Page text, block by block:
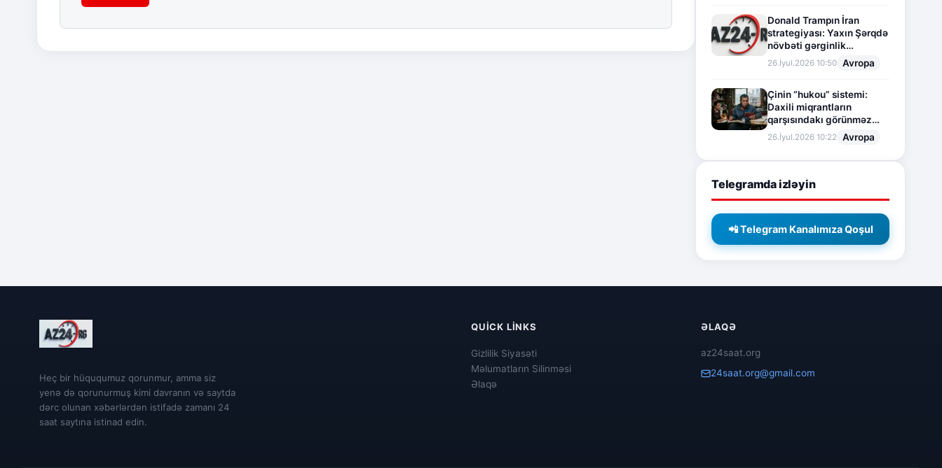
Donald Trampın İran
strategiyası: Yaxın Şərqdə
növbəti gərginlik
mərhələsi
26.İyul.2026 10:50 Avropa
Çinin “hukou” sistemi:
Daxili miqrantların
qarşısındakı görünməz
sədd
26.İyul.2026 10:22 Avropa
Telegramda izləyin
📲 Telegram Kanalımıza Qoşul
Heç bir hüququmuz qorunmur, amma siz
yenə də qorunurmuş kimi davranın və saytda
dərc olunan xəbərlərdən istifadə zamanı 24
saat saytına istinad edin.
QUICK LINKS
Gizlilik Siyasəti
Məlumatların Silinməsi
Əlaqə
ƏLAQƏ
az24saat.org
24saat.org@gmail.com